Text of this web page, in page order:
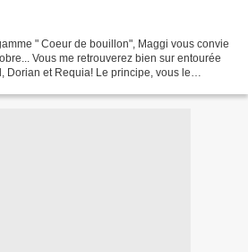
" Coeur de bouillon", Maggi vous convie
Vous me retrouverez bien sur entourée
Dorian et Requia! Le principe, vous le